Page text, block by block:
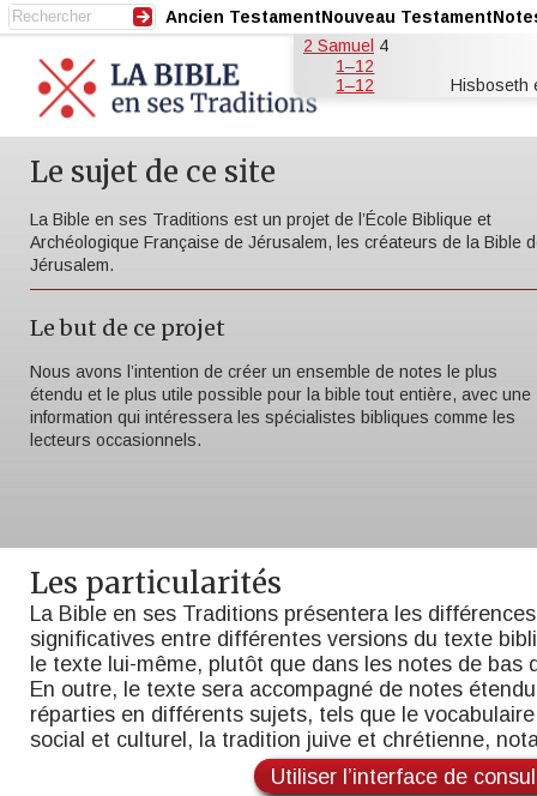
Ancien TestamentNouveau Testament
2 Samuel 4
1–12
1–12
Hisboseth
Le sujet de ce site
La Bible en ses Traditions est un projet de l’École Biblique et
Archéologique Française de Jérusalem, les créateurs de la Bible
Jérusalem.
Le but de ce projet
Nous avons l’intention de créer un ensemble de notes le plus
étendu et le plus utile possible pour la bible tout entière, avec une
information qui intéressera les spécialistes bibliques comme les
lecteurs occasionnels.
Les particularités
La Bible en ses Traditions présentera les différences
significatives entre différentes versions du texte
le texte lui-même, plutôt que dans les notes de bas
En outre, le texte sera accompagné de notes
réparties en différents sujets, tels que le
social et culturel, la tradition juive et chrétienne,
Utiliser l’interface de